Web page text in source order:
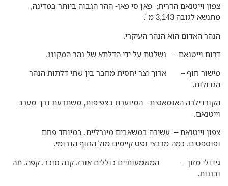
וייטנאם הררית; פאן סי פאן- ההר הגבוה ביותר במדינה,
לגובה 3,143 מ '.
האדום הוא הנהר העיקרי.
וייטנאם – נשלטת על ידי הדלתא של נהר המקונג.
חוף – ארוך וצר יחסית מחבר בין שתי דלתות הנהר
האנמאסית- המיוערת בצפיפות, משתרעת דרך מערב
וייטנאם – עשירה במשאבים מינרליים, במיוחד פחם
כמה מרבצי נפט קיימים מול החוף הדרומי.
מזון – המשמעותיים כוללים אורז, קנה סוכר, קפה, תה